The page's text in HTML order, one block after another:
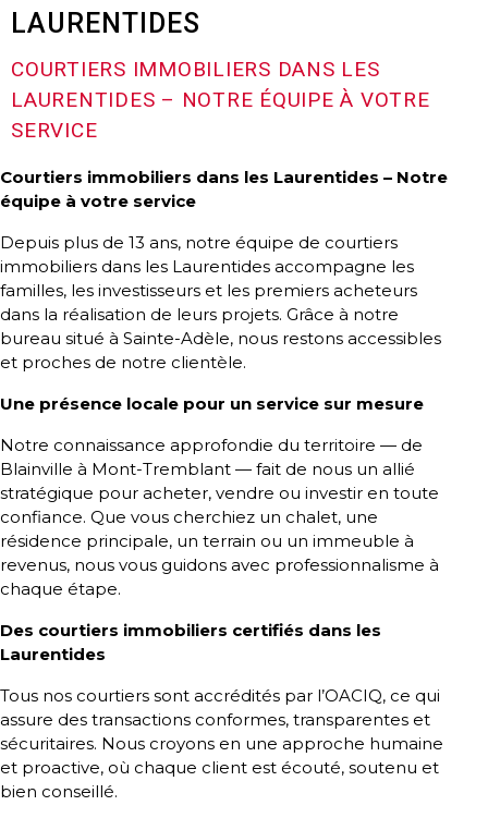
ACHAT
immobilière
Avec
un
courtier
immobilier,
vous
êtes
Des
outils
pour
le
financement
propriétaire
:
UNE
EXCELLENTE
DÉCISION
!
LAURENTIDES
COURTIERS IMMOBILIERS DANS LES
LAURENTIDES – NOTRE ÉQUIPE À VOTRE
SERVICE
Courtiers immobiliers dans les Laurentides – Notre
équipe à votre service
Depuis plus de 13 ans, notre équipe de courtiers
immobiliers dans les Laurentides accompagne les
familles, les investisseurs et les premiers acheteurs
dans la réalisation de leurs projets. Grâce à notre
bureau situé à Sainte-Adèle, nous restons accessibles
et proches de notre clientèle.
Une présence locale pour un service sur mesure
Notre connaissance approfondie du territoire — de
Blainville à Mont-Tremblant — fait de nous un allié
stratégique pour acheter, vendre ou investir en toute
confiance. Que vous cherchiez un chalet, une
résidence principale, un terrain ou un immeuble à
revenus, nous vous guidons avec professionnalisme à
chaque étape.
Des courtiers immobiliers certifiés dans les
Laurentides
Tous nos courtiers sont accrédités par l’OACIQ, ce qui
assure des transactions conformes, transparentes et
sécuritaires. Nous croyons en une approche humaine
et proactive, où chaque client est écouté, soutenu et
bien conseillé.